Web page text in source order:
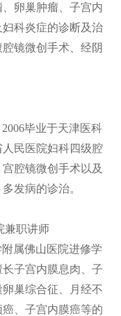
卵巢肿瘤、子宫内
科炎症的诊断及治
镜微创手术、经阴
毕业于天津医科
民医院妇科四级腔
腔镜微创手术以及
发病的诊治。
兼职讲师
属佛山医院进修学
子宫内膜息肉、子
巢综合征、月经不
、子宫内膜癌等的